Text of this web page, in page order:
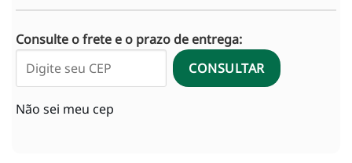
Consulte o frete e o prazo de entrega:
CONSULTAR
Não sei meu cep